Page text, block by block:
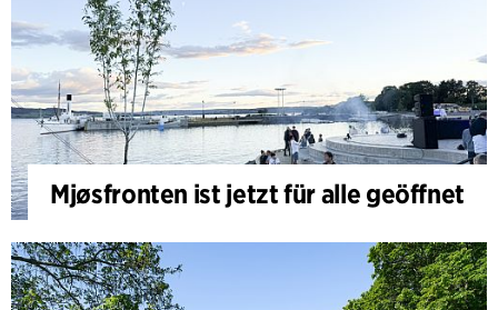
Mjøsfronten ist jetzt für alle geöffnet